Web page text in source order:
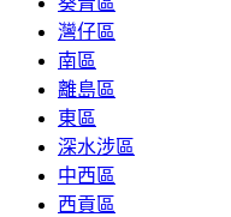
灣仔區
南區
離島區
東區
深水涉區
中西區
西貢區